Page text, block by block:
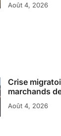
Août 4, 2026
Crise
marchands
Août 4, 2026